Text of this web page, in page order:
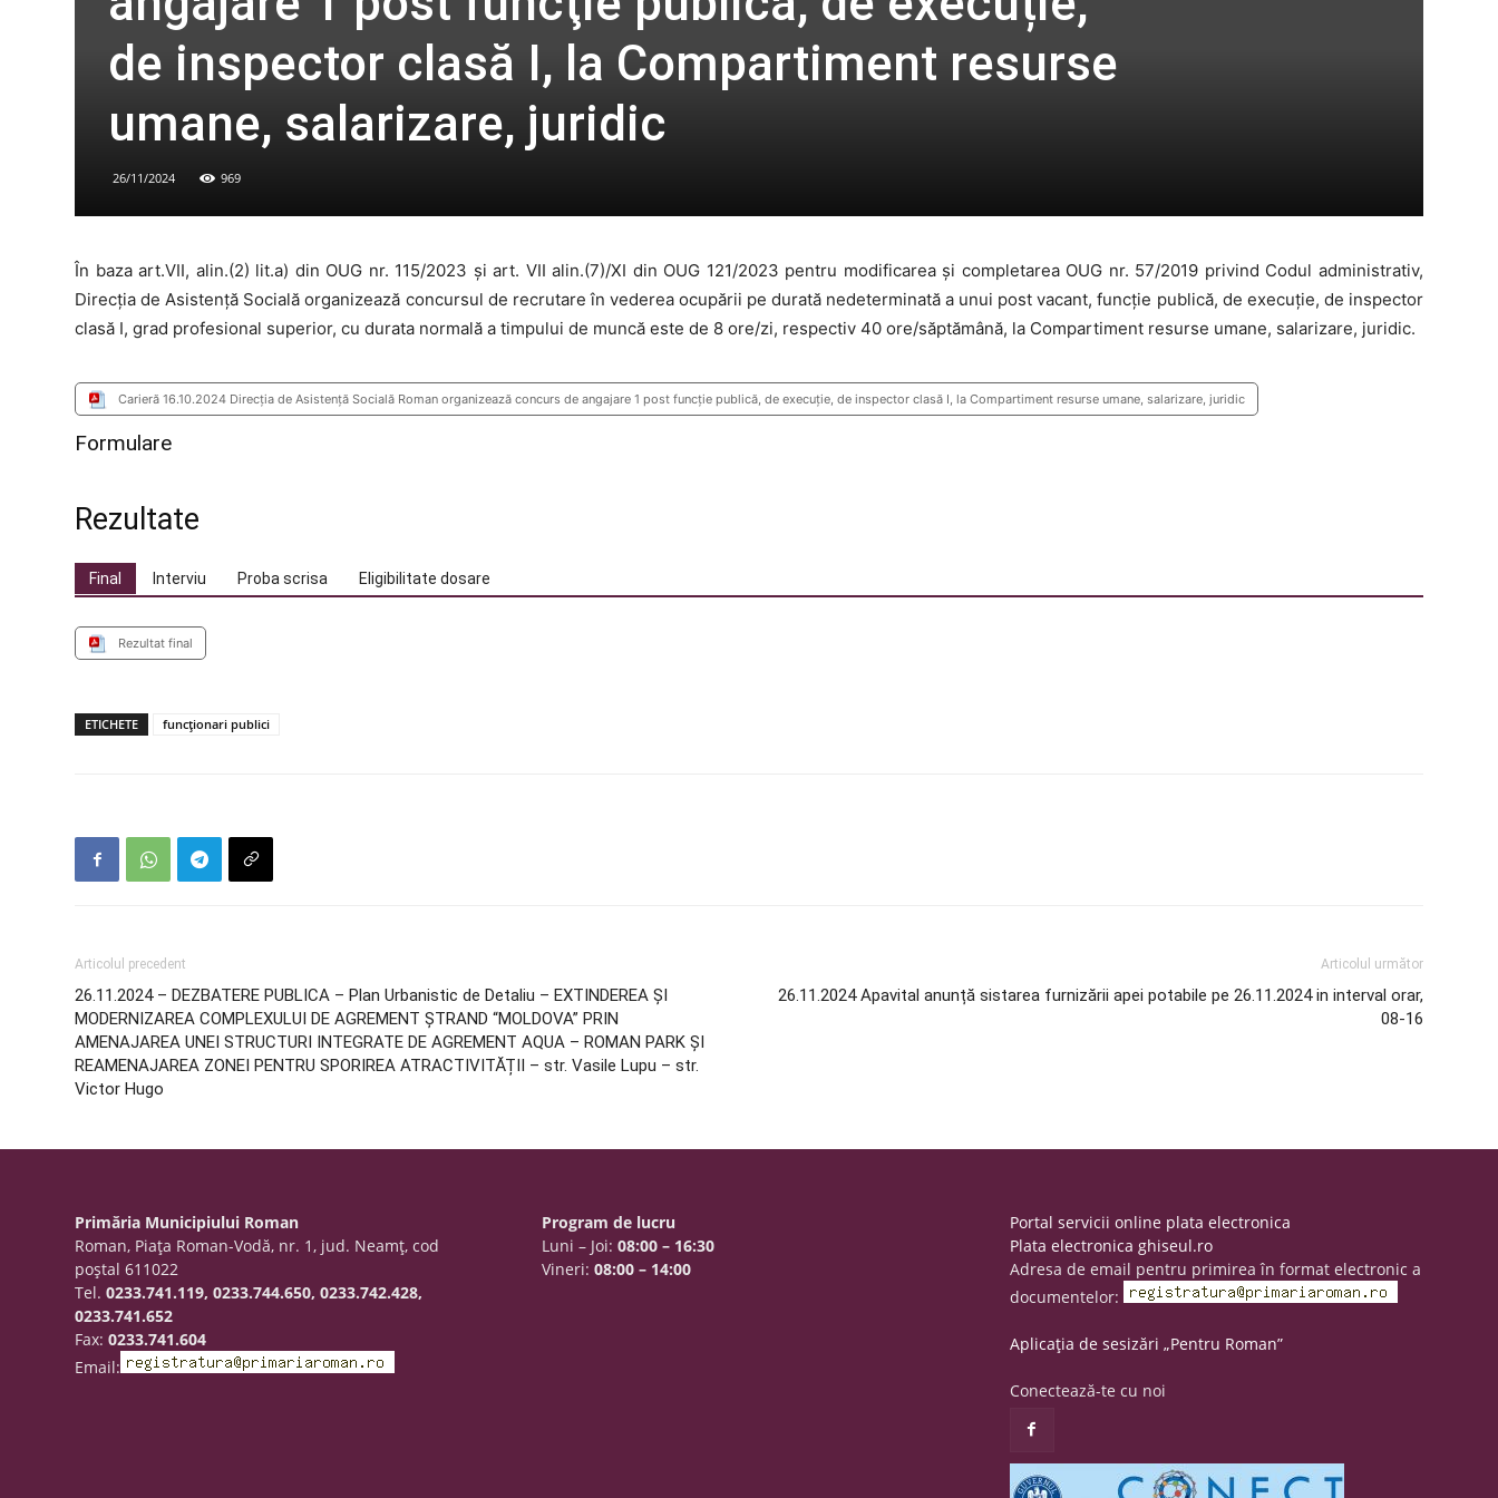
de inspector clasă I, la Compartiment resurse
umane, salarizare, juridic
26/11/2024 969
În baza art.VII, alin.(2) lit.a) din OUG nr. 115/2023 și art. VII alin.(7)/XI din OUG 121/2023 pentru modificarea și completarea OUG nr. 57/2019 privind Codul administrativ,
Direcția de Asistență Socială organizează concursul de recrutare în vederea ocupării pe durată nedeterminată a unui post vacant, funcţie publică, de execuție, de inspector
clasă I, grad profesional superior, cu durata normală a timpului de muncă este de 8 ore/zi, respectiv 40 ore/săptămână, la Compartiment resurse umane, salarizare, juridic.
Carieră 16.10.2024 Direcția de Asistență Socială Roman organizează concurs de angajare 1 post funcţie publică, de execuție, de inspector clasă I, la Compartiment resurse umane, salarizare, juridic
Formulare
Rezultate
Final Interviu Proba scrisa Eligibilitate dosare
Rezultat final
ETICHETE funcționari publici
Articolul precedent
26.11.2024 – DEZBATERE PUBLICA – Plan Urbanistic de Detaliu – EXTINDEREA ȘI
MODERNIZAREA COMPLEXULUI DE AGREMENT ȘTRAND “MOLDOVA” PRIN
AMENAJAREA UNEI STRUCTURI INTEGRATE DE AGREMENT AQUA – ROMAN PARK ȘI
REAMENAJAREA ZONEI PENTRU SPORIREA ATRACTIVITĂȚII – str. Vasile Lupu – str.
Victor Hugo
Articolul următor
26.11.2024 Apavital anunță sistarea furnizării apei potabile pe 26.11.2024 in interval orar,
08-16
Primăria Municipiului Roman
Roman, Piaţa Roman-Vodă, nr. 1, jud. Neamţ, cod
poştal 611022
Tel.0233.741.119, 0233.744.650, 0233.742.428,
0233.741.652
Fax:0233.741.604
Email:
Program de lucru
Luni – Joi:08:00 – 16:30
Vineri:08:00 – 14:00
Portal servicii online plata electronica
Plata electronica ghiseul.ro
Adresa de email pentru primirea în format electronic a
documentelor:
Aplicația de sesizări „Pentru Roman”
Conectează-te cu noi